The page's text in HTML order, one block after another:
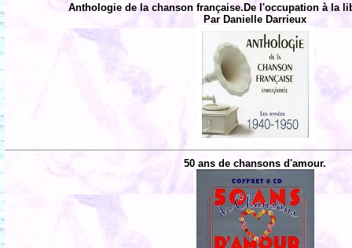
Anthologie de la chanson française.De l'occupation à la
Par Danielle Darrieux
50 ans de chansons d'amour.